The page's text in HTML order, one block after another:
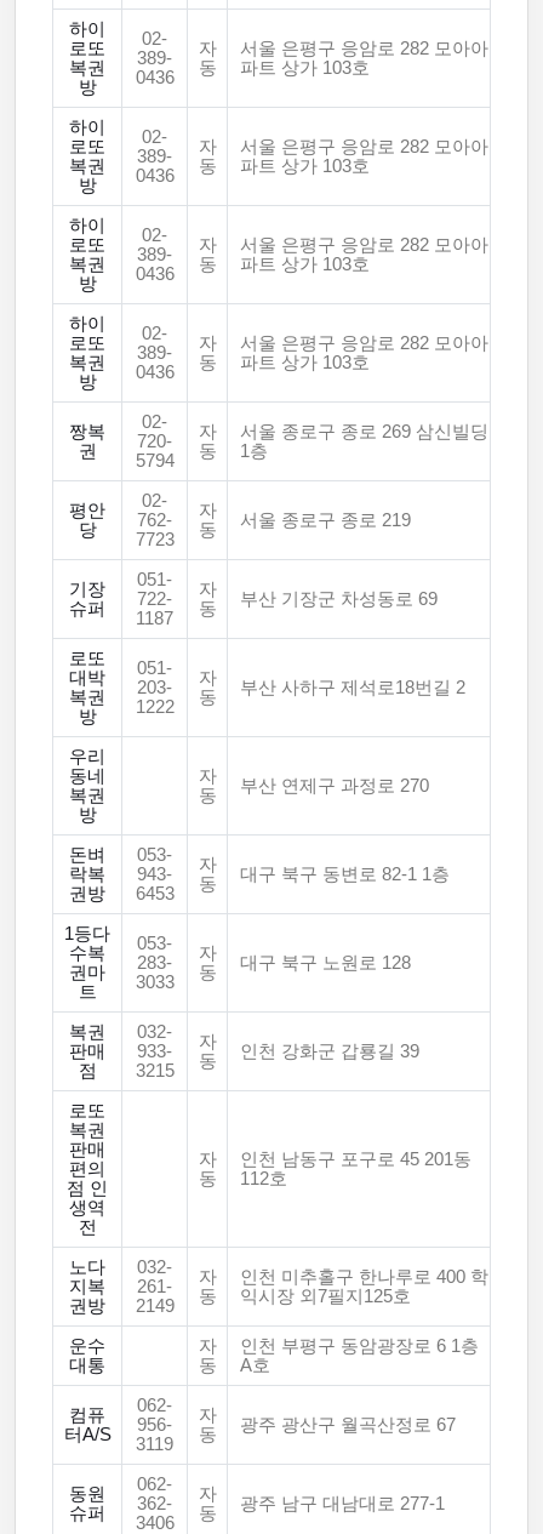
하이
로또
복권
방
02-
389-
0436
자
동
서울 은평구 응암로 282 모아아
파트 상가 103호
하이
로또
복권
방
02-
389-
0436
자
동
서울 은평구 응암로 282 모아아
파트 상가 103호
하이
로또
복권
방
02-
389-
0436
자
동
서울 은평구 응암로 282 모아아
파트 상가 103호
하이
로또
복권
방
02-
389-
0436
자
동
서울 은평구 응암로 282 모아아
파트 상가 103호
짱복
권
02-
720-
5794
자
동
서울 종로구 종로 269 삼신빌딩
1층
평안
당
02-
762-
7723
자
동
서울 종로구 종로 219
기장
슈퍼
051-
722-
1187
자
동
부산 기장군 차성동로 69
로또
대박
복권
방
051-
203-
1222
자
동
부산 사하구 제석로18번길 2
우리
동네
복권
방
자
동
부산 연제구 과정로 270
돈벼
락복
권방
053-
943-
6453
자
동
대구 북구 동변로 82-1 1층
1등다
수복
권마
트
053-
283-
3033
자
동
대구 북구 노원로 128
복권
판매
점
032-
933-
3215
자
동
인천 강화군 갑룡길 39
로또
복권
판매
편의
점 인
생역
전
자
동
인천 남동구 포구로 45 201동
112호
노다
지복
권방
032-
261-
2149
자
동
인천 미추홀구 한나루로 400 학
익시장 외7필지125호
운수
대통
자
동
인천 부평구 동암광장로 6 1층
A호
컴퓨
터A/S
062-
956-
3119
자
동
광주 광산구 월곡산정로 67
동원
슈퍼
062-
362-
3406
자
동
광주 남구 대남대로 277-1